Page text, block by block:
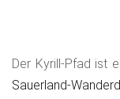
Der Kyrill-Pfad ist
Sauerland-